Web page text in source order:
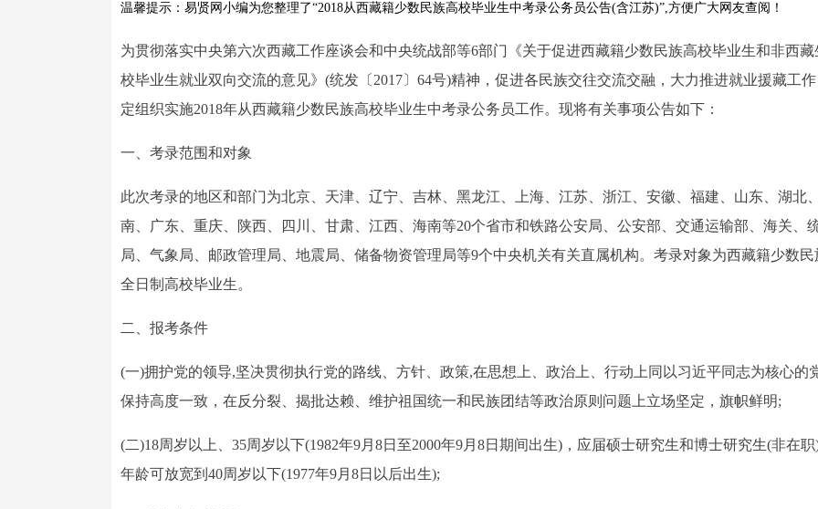
温馨提示：易贤网小编为您整理了“2018从西藏籍少数民族高校毕业生中考录公务员公告(含江苏)”,方便广大网友查阅！
为贯彻落实中央第六次西藏工作座谈会和中央统战部等6部门《关于促进西藏籍少数民族高校毕业生和非西藏
校毕业生就业双向交流的意见》(统发〔2017〕64号)精神，促进各民族交往交流交融，大力推进就业援藏工
定组织实施2018年从西藏籍少数民族高校毕业生中考录公务员工作。现将有关事项公告如下：
一、考录范围和对象
此次考录的地区和部门为北京、天津、辽宁、吉林、黑龙江、上海、江苏、浙江、安徽、福建、山东、湖北
南、广东、重庆、陕西、四川、甘肃、江西、海南等20个省市和铁路公安局、公安部、交通运输部、海关、
局、气象局、邮政管理局、地震局、储备物资管理局等9个中央机关有关直属机构。考录对象为西藏籍少数民
全日制高校毕业生。
二、报考条件
(一)拥护党的领导,坚决贯彻执行党的路线、方针、政策,在思想上、政治上、行动上同以习近平同志为核心的
保持高度一致，在反分裂、揭批达赖、维护祖国统一和民族团结等政治原则问题上立场坚定，旗帜鲜明;
(二)18周岁以上、35周岁以下(1982年9月8日至2000年9月8日期间出生)，应届硕士研究生和博士研究生(非在
年龄可放宽到40周岁以下(1977年9月8日以后出生);